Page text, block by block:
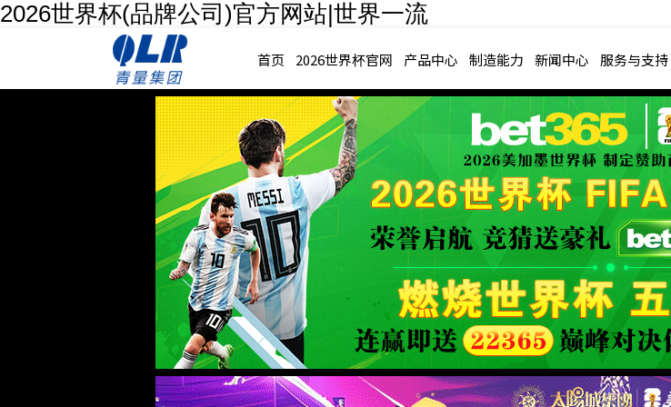
2026世界杯(品牌公司)官方网站|世界一流
首页 2026世界杯官网 产品中心 制造能力 新闻中心 服务与支持
产品中心
PRODUCT CENTER